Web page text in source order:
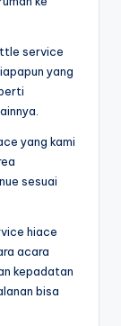
service
yang
yang kami
sesuai
hiace
acara
kepadatan
bisa